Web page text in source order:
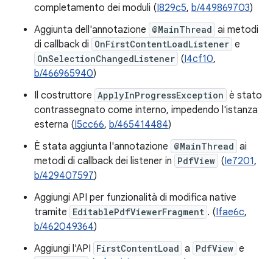
completamento dei moduli (I829c5, b/449869703)
Aggiunta dell'annotazione @MainThread ai metodi
di callback di OnFirstContentLoadListener e
OnSelectionChangedListener (I4cf10,
b/466965940)
Il costruttore ApplyInProgressException è stato
contrassegnato come interno, impedendo l'istanza
esterna (I5cc66, b/465414484)
È stata aggiunta l'annotazione @MainThread ai
metodi di callback dei listener in PdfView (Ie7201,
b/429407597)
Aggiungi API per funzionalità di modifica native
tramite EditablePdfViewerFragment . (Ifae6c,
b/462049364)
Aggiungi l'API FirstContentLoad a PdfView e